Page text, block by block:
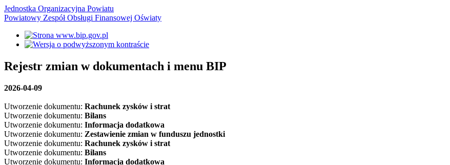
Jednostka Organizacyjna Powiatu
Powiatowy Zespół Obsługi Finansowej Oświaty
Rejestr zmian w dokumentach i menu BIP
2026-04-09
Utworzenie dokumentu: Rachunek zysków i strat
Utworzenie dokumentu: Bilans
Utworzenie dokumentu: Informacja dodatkowa
Utworzenie dokumentu: Zestawienie zmian w funduszu jednostki
Utworzenie dokumentu: Rachunek zysków i strat
Utworzenie dokumentu: Bilans
Utworzenie dokumentu: Informacja dodatkowa